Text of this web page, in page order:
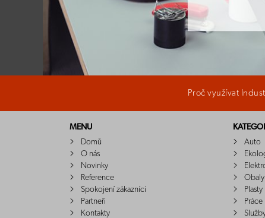
Proč využívat
MENU
Domů
O nás
Novinky
Reference
Spokojení zákazníci
Partneři
Kontakty
Auto
Obaly
Plasty
Práce